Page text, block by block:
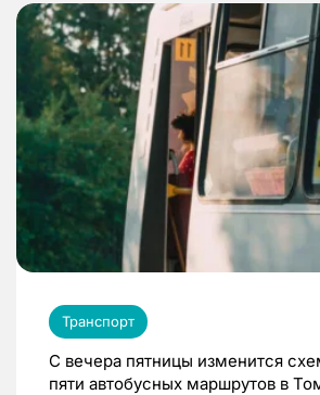
Транспорт
С вечера пятницы изменится
пяти автобусных маршрутов в